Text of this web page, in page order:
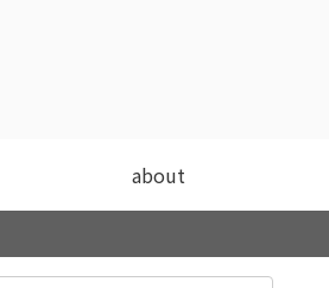
about